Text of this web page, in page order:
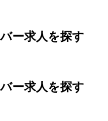
ー求人を探す
ー求人を探す